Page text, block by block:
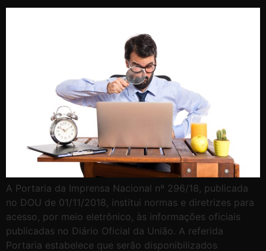
A Portaria da Imprensa Nacional nº 296/18, publicada
no DOU de 01/11/2018, institui normas e diretrizes para
acesso, por meio eletrônico, às informações oficiais
publicadas no Diário Oficial da União. A referida
Portaria estabelece que serão disponibilizados